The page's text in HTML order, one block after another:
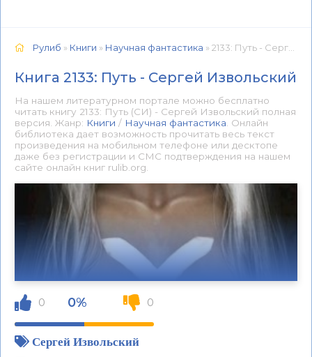
Рулиб » Книги » Научная фантастика » 2133: Путь - Сергей Извольский 📕 - Книга онлайн бесплатно
Книга 2133: Путь - Сергей Извольский
На нашем литературном портале можно бесплатно
читать книгу 2133: Путь (СИ) - Сергей Извольский полная
версия. Жанр: Книги / Научная фантастика . Онлайн
библиотека дает возможность прочитать весь текст
произведения на мобильном телефоне или десктопе
даже без регистрации и СМС подтверждения на нашем
сайте онлайн книг rulib.org.
0 0% 0
Сергей Извольский